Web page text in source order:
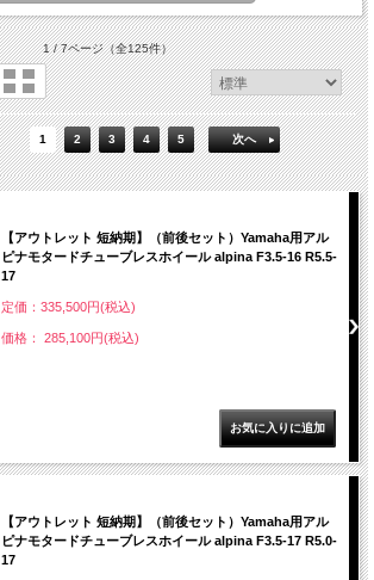
1 / 7ページ（全125件）
1 2 3 4 5 次へ
【アウトレット 短納期】（前後セット）Yamaha用アル
ピナモタードチューブレスホイール alpina F3.5-16 R5.5-
17
定価：335,500円(税込)
価格： 285,100円(税込)
【アウトレット 短納期】（前後セット）Yamaha用アル
ピナモタードチューブレスホイール alpina F3.5-17 R5.0-
17